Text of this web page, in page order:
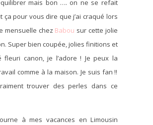
mais bon …. on ne se refait
ça pour vous dire que j’ai craqué lors
mensuelle chez Babou sur cette jolie
Super bien coupée, jolies finitions et
fleuri canon, je l’adore ! Je peux la
comme à la maison. Je suis fan !!
trouver des perles dans ce
à mes vacances en Limousin